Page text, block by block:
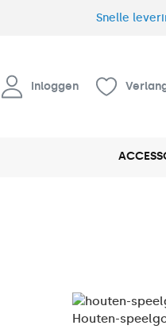
Snelle
Inloggen
Houten-